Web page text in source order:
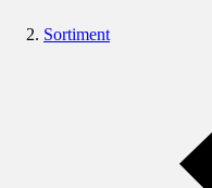
Sortiment